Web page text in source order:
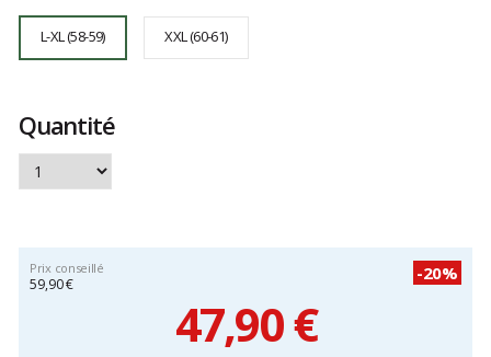
L-XL (58-59) XXL (60-61)
Quantité
Prix conseillé
59,90 €
-20%
47,90 €